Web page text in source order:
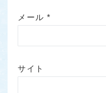
メール*
サイト